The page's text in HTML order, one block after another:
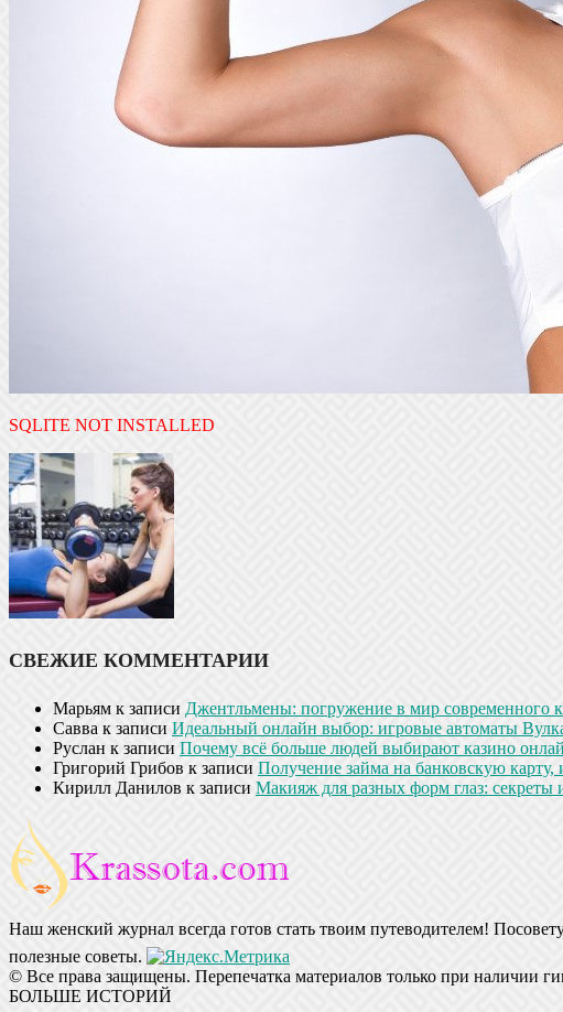
SQLITE NOT INSTALLED
СВЕЖИЕ КОММЕНТАРИИ
Марьям к записи Джентльмены: погружение в мир современного
Савва к записи Идеальный онлайн выбор: игровые автоматы
Руслан к записи Почему всё больше людей выбирают казино
Григорий Грибов к записи Получение займа на банковскую карту,
Кирилл Данилов к записи Макияж для разных форм глаз: секреты
Наш женский журнал всегда готов стать твоим путеводителем!
полезные советы.
© Все права защищены. Перепечатка материалов только при наличии
БОЛЬШЕ ИСТОРИЙ